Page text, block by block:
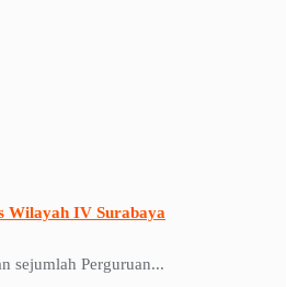
IV Surabaya
sejumlah Perguruan...